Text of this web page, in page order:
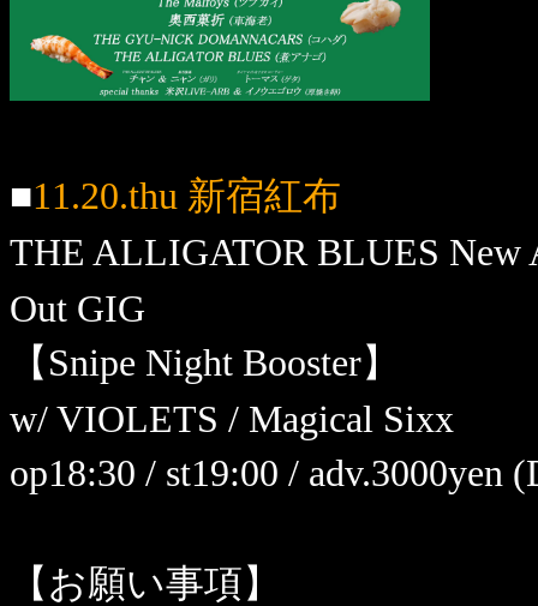
■11.20.thu 新宿紅布
THE ALLIGATOR BLUES New
Out GIG
【Snipe Night Booster】
w/ VIOLETS / Magical Sixx
op18:30 / st19:00 / adv.3000yen
【お願い事項】